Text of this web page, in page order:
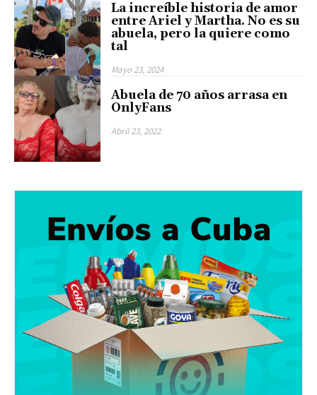
La increíble historia de amor
entre Ariel y Martha. No es su
abuela, pero la quiere como
tal
Mayo 23, 2024
Abuela de 70 años arrasa en
OnlyFans
Abril 23, 2022